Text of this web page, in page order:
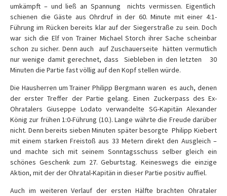
umkämpft – und ließ an Spannung nichts vermissen. Eigentlich
schienen die Gäste ausOhrdruf in der 60. Minute mit einer 4:1-
Führung im Rücken bereits klar auf der Siegerstraße zu sein. Doch
war sich die Elf von Trainer Michael Storch ihrer Sache scheinbar
schon zu sicher. Denn auch auf Zuschauerseite hätten vermutlich
nur wenige damit gerechnet, dass Siebleben in den letzten 30
Minuten die Partie fast völlig auf den Kopf stellen würde.
Die Hausherren um Trainer Philipp Bergmann waren es auch, denen
der erster Treffer der Partie gelang. Einen Zuckerpass des Ex-
Ohratalers Giuseppe Lodato verwandelte SG-Kapitän Alexander
König zur frühen 1:0-Führung (10.). Lange währte die Freude darüber
nicht. Denn bereits sieben Minuten später besorgte Philipp Kiebert
mit einem starken Freistoß aus 33 Metern direkt den Ausgleich –
und machte sich mit seinem Sonntagsschuss selber gleich ein
schönes Geschenk zum 27. Geburtstag. Keineswegs die einzige
Aktion, mit der der Ohratal-Kapitän in dieser Partie positiv auffiel.
Auch im weiteren Verlauf der ersten Hälfte brachten Ohrataler